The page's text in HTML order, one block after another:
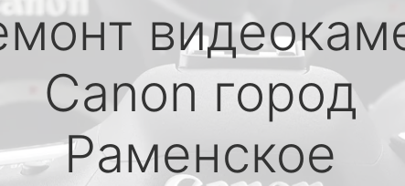
Canon город
Раменское